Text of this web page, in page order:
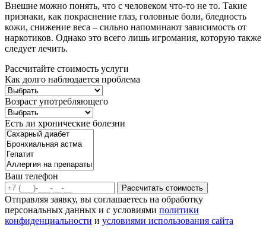
Внешне можно понять, что с человеком что-то не то. Такие
признаки, как покраснение глаз, головные боли, бледность
кожи, снижение веса – сильно напоминают зависимость от
наркотиков. Однако это всего лишь игромания, которую также
следует лечить.
Рассчитайте стоимость услуги
Как долго наблюдается проблема
Возраст употребляющего
Есть ли хронические болезни
Ваш телефон
Рассчитать стоимость
Отправляя заявку, вы соглашаетесь на обработку
персональных данных и с условиями политики
конфиденциальности и условиями использования сайта